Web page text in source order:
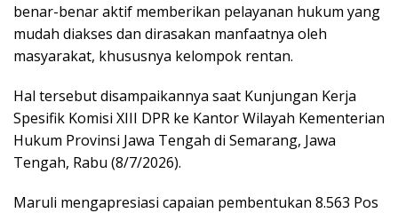
benar-benar aktif memberikan pelayanan hukum yang
mudah diakses dan dirasakan manfaatnya oleh
masyarakat, khususnya kelompok rentan.
Hal tersebut disampaikannya saat Kunjungan Kerja
Spesifik Komisi XIII DPR ke Kantor Wilayah Kementerian
Hukum Provinsi Jawa Tengah di Semarang, Jawa
Tengah, Rabu (8/7/2026).
Maruli mengapresiasi capaian pembentukan 8.563 Pos